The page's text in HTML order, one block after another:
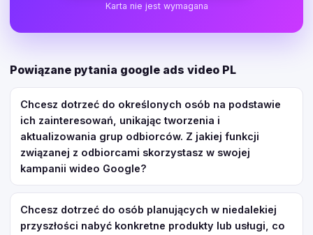
Karta nie jest wymagana
Powiązane pytania google ads video PL
Chcesz dotrzeć do określonych osób na podstawie
ich zainteresowań, unikając tworzenia i
aktualizowania grup odbiorców. Z jakiej funkcji
związanej z odbiorcami skorzystasz w swojej
kampanii wideo Google?
Chcesz dotrzeć do osób planujących w niedalekiej
przyszłości nabyć konkretne produkty lub usługi, co